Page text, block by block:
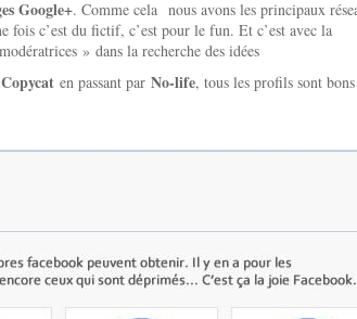
Google+. Comme cela nous avons les principaux
fois c’est du fictif, c’est pour le fun. Et c’est avec la
» dans la recherche des idées
Copycat en passant par No-life, tous les profils sont